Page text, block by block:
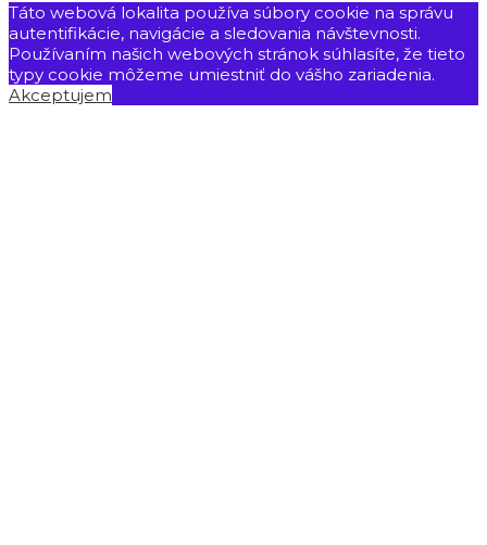
Táto webová lokalita používa súbory cookie na správu
autentifikácie, navigácie a sledovania návštevnosti.
Používaním našich webových stránok súhlasíte, že tieto
typy cookie môžeme umiestniť do vášho zariadenia.
Akceptujem